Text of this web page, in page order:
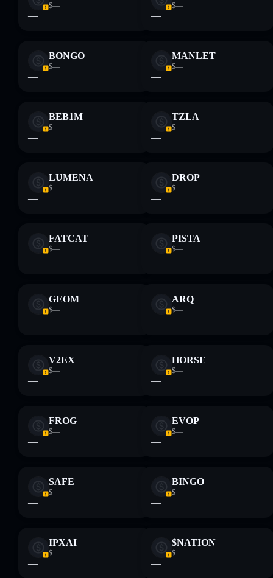
únicamente fines educativos y no constituye asesoramiento
$—
—
$—
—
BONGO
$—
—
MANLET
$—
—
BEB1M
$—
—
TZLA
$—
—
LUMENA
$—
—
DROP
$—
—
FATCAT
$—
—
PISTA
$—
—
GEOM
$—
—
ARQ
$—
—
V2EX
$—
—
HORSE
$—
—
FROG
$—
—
EVOP
$—
—
SAFE
$—
—
BINGO
$—
—
IPXAI
$—
—
$NATION
$—
—